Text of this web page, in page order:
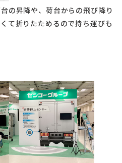
の昇降や、荷台からの飛び降り
て折りたためるので持ち運びも